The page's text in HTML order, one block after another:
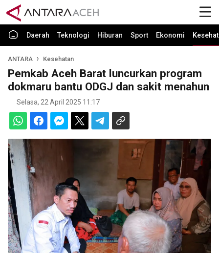
Daerah Teknologi Hiburan Sport Ekonomi
ANTARA Kesehatan
Pemkab Aceh Barat luncurkan program
dokmaru bantu ODGJ dan sakit menahun
Selasa, 22 April 2025 11:17